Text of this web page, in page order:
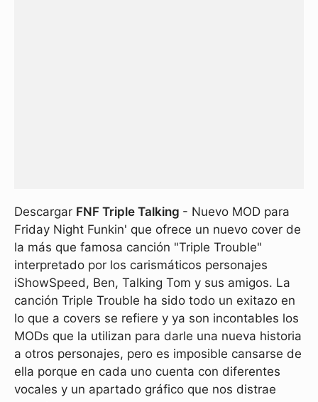
Descargar FNF Triple Talking - Nuevo MOD para
Friday Night Funkin' que ofrece un nuevo cover de
la más que famosa canción "Triple Trouble"
interpretado por los carismáticos personajes
iShowSpeed, Ben, Talking Tom y sus amigos. La
canción Triple Trouble ha sido todo un exitazo en
lo que a covers se refiere y ya son incontables los
MODs que la utilizan para darle una nueva historia
a otros personajes, pero es imposible cansarse de
ella porque en cada uno cuenta con diferentes
vocales y un apartado gráfico que nos distrae